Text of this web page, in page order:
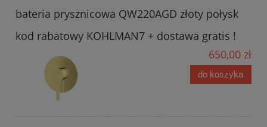
bateria prysznicowa QW220AGD złoty połysk
kod rabatowy KOHLMAN7 + dostawa gratis !
650,00 zł
do koszyka